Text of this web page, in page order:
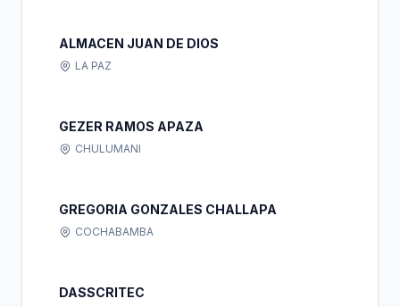
ALMACEN JUAN DE DIOS
LA PAZ
GEZER RAMOS APAZA
CHULUMANI
GREGORIA GONZALES CHALLAPA
COCHABAMBA
DASSCRITEC